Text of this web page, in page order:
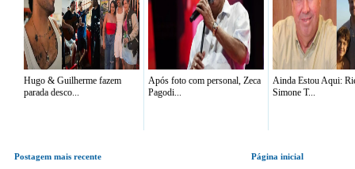
Hugo & Guilherme fazem
parada desco...
Após foto com personal, Zeca
Pagodi...
Ainda Estou Aqui:
Simone T...
Postagem mais recente Página inicial